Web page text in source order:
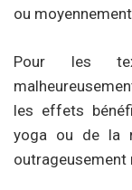
ou
Pour les
les effets
yoga ou de la
outrageusement